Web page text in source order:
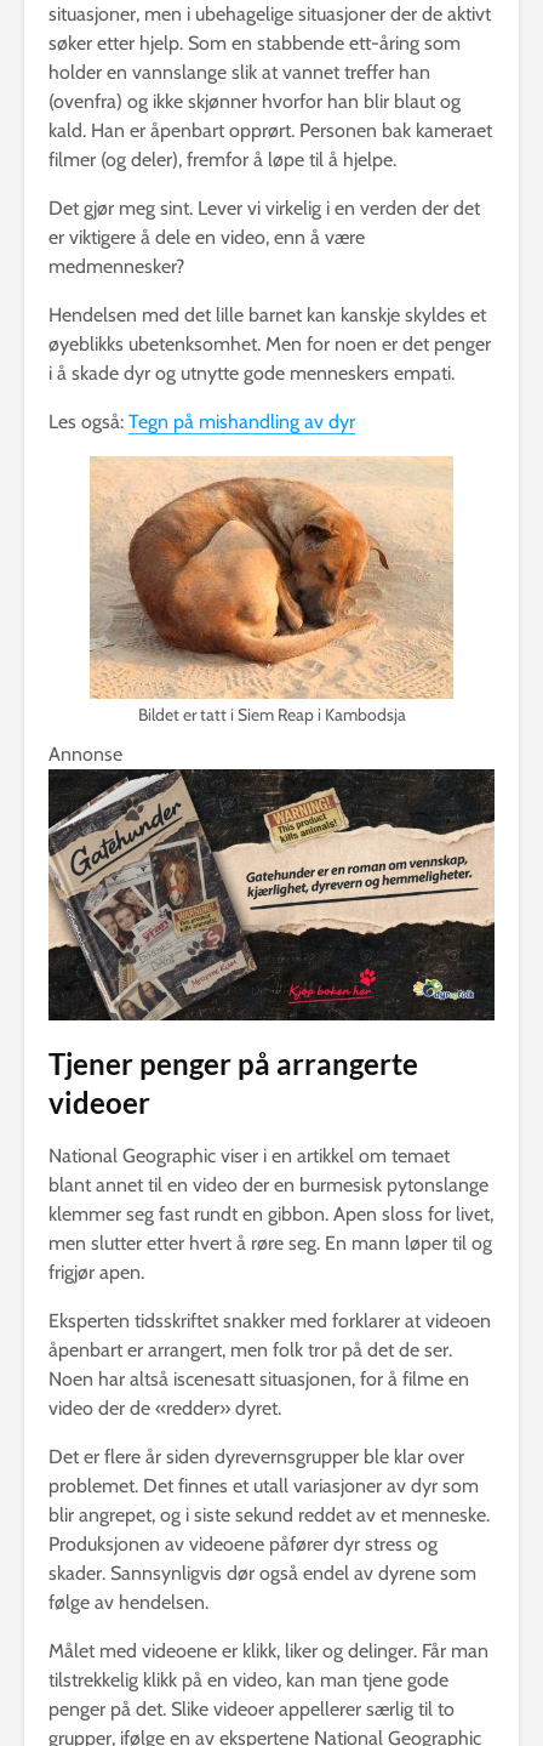
situasjoner, men i ubehagelige situasjoner der de aktivt
søker etter hjelp. Som en stabbende ett-åring som
holder en vannslange slik at vannet treffer han
(ovenfra) og ikke skjønner hvorfor han blir blaut og
kald. Han er åpenbart opprørt. Personen bak kameraet
filmer (og deler), fremfor å løpe til å hjelpe.
Det gjør meg sint. Lever vi virkelig i en verden der det
er viktigere å dele en video, enn å være
medmennesker?
Hendelsen med det lille barnet kan kanskje skyldes et
øyeblikks ubetenksomhet. Men for noen er det penger
i å skade dyr og utnytte gode menneskers empati.
Les også: Tegn på mishandling av dyr
Bildet er tatt i Siem Reap i Kambodsja
Annonse
Tjener penger på arrangerte
videoer
National Geographic viser i en artikkel om temaet
blant annet til en video der en burmesisk pytonslange
klemmer seg fast rundt en gibbon. Apen sloss for livet,
men slutter etter hvert å røre seg. En mann løper til og
frigjør apen.
Eksperten tidsskriftet snakker med forklarer at videoen
åpenbart er arrangert, men folk tror på det de ser.
Noen har altså iscenesatt situasjonen, for å filme en
video der de «redder» dyret.
Det er flere år siden dyrevernsgrupper ble klar over
problemet. Det finnes et utall variasjoner av dyr som
blir angrepet, og i siste sekund reddet av et menneske.
Produksjonen av videoene påfører dyr stress og
skader. Sannsynligvis dør også endel av dyrene som
følge av hendelsen.
Målet med videoene er klikk, liker og delinger. Får man
tilstrekkelig klikk på en video, kan man tjene gode
penger på det. Slike videoer appellerer særlig til to
grupper, ifølge en av ekspertene National Geographic